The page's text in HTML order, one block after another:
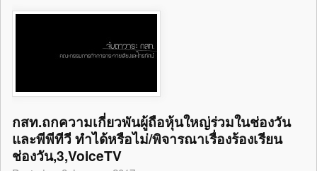
กสท.ถกความเกี่ยวพันผู้ถือหุ้นใหญ่ร่วมในช่องวัน
และพีพีทีวี ทำได้หรือไม่/พิจารณาเรื่องร้องเรียน
ช่องวัน,3,VoiceTV